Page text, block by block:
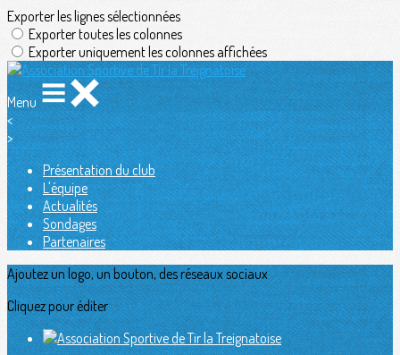
Exporter les lignes sélectionnées
Exporter toutes les colonnes
Exporter uniquement les colonnes affichées
Menu
<
>
Présentation du club
L'équipe
Actualités
Sondages
Partenaires
Ajoutez un logo, un bouton, des réseaux sociaux
Cliquez pour éditer